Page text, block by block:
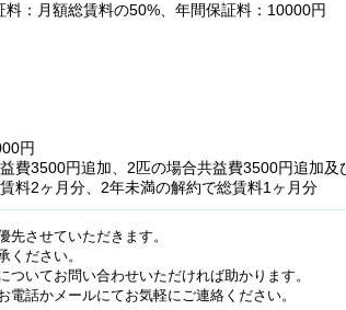
：月額総賃料の50%、年間保証料：10000円
円
費3500円追加、2匹の場合共益費3500円追加及
料2ヶ月分、2年未満の解約で総賃料1ヶ月分
させていただきます。
ださい。
いてお問い合わせいただければ助かります。
話かメールにてお気軽にご連絡ください。